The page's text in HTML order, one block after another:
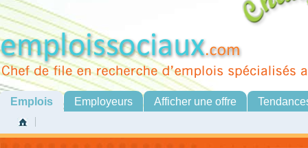
Emplois Employeurs Afficher une offre